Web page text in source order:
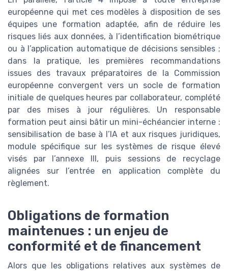
européenne qui met ces modèles à disposition de ses
équipes une formation adaptée, afin de réduire les
risques liés aux données, à l’identification biométrique
ou à l’application automatique de décisions sensibles ;
dans la pratique, les premières recommandations
issues des travaux préparatoires de la Commission
européenne convergent vers un socle de formation
initiale de quelques heures par collaborateur, complété
par des mises à jour régulières. Un responsable
formation peut ainsi bâtir un mini-échéancier interne :
sensibilisation de base à l’IA et aux risques juridiques,
module spécifique sur les systèmes de risque élevé
visés par l’annexe III, puis sessions de recyclage
alignées sur l’entrée en application complète du
règlement.
Obligations de formation
maintenues : un enjeu de
conformité et de financement
Alors que les obligations relatives aux systèmes de